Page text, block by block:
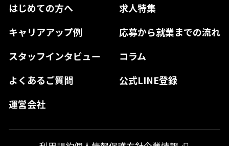
はじめての方へ
求人特集
キャリアアップ例
応募から就業までの流れ
スタッフインタビュー
コラム
よくあるご質問
公式LINE登録
運営会社
奈良県
和歌山県
島根県
山口県
高知県
徳島県
熊本県
宮崎県